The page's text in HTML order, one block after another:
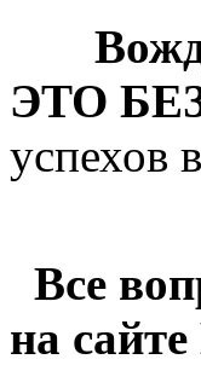
ЭТО
Все
на